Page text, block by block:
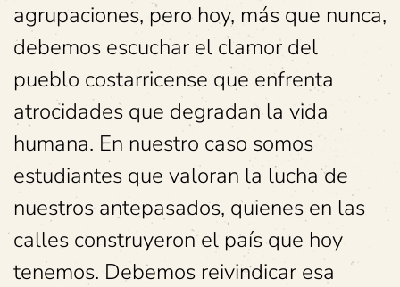
agrupaciones, pero hoy, más que nunca,
debemos escuchar el clamor del
pueblo costarricense que enfrenta
atrocidades que degradan la vida
humana. En nuestro caso somos
estudiantes que valoran la lucha de
nuestros antepasados, quienes en las
calles construyeron el país que hoy
tenemos. Debemos reivindicar esa